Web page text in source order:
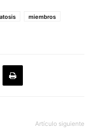
miembros
Artículo siguiente